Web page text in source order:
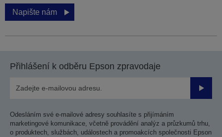
Napište nám
Přihlášení k odběru Epson zpravodaje
Odesláním své e-mailové adresy souhlasíte s přijímáním
marketingové komunikace, včetně provádění analýz a průzkumů trhu,
o produktech, službách, událostech a promoakcích společnosti Epson